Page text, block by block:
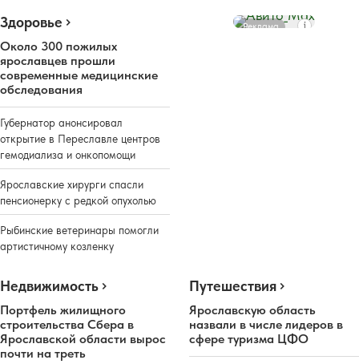
Здоровье
Около 300 пожилых
ярославцев прошли
современные медицинские
обследования
Губернатор анонсировал
открытие в Переславле центров
гемодиализа и онкопомощи
Ярославские хирурги спасли
пенсионерку с редкой опухолью
Рыбинские ветеринары помогли
артистичному козленку
Реклама
Недвижимость
Портфель жилищного
строительства Сбера в
Ярославской области вырос
почти на треть
Путешествия
Ярославскую область
назвали в числе лидеров в
сфере туризма ЦФО